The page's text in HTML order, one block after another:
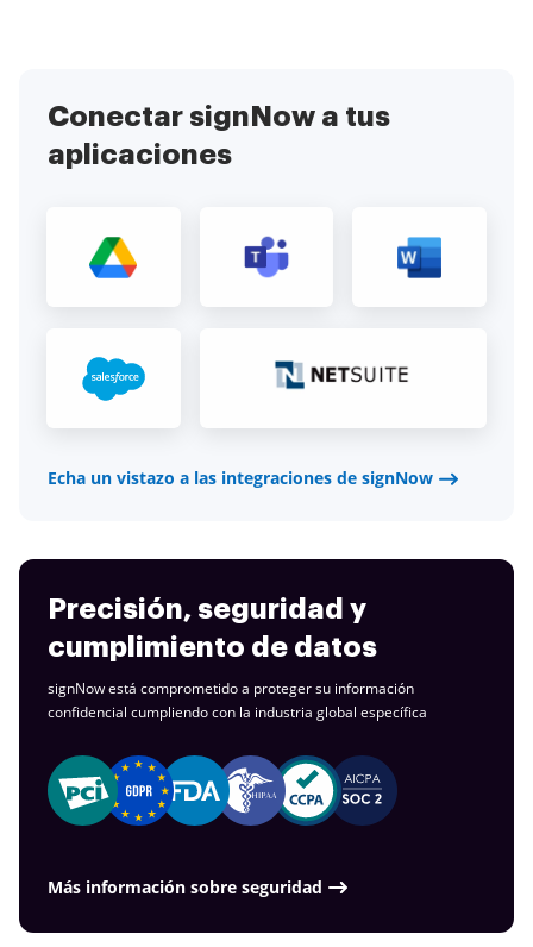
Conectar signNow a tus
aplicaciones
Echa un vistazo a las integraciones de signNow
Precisión, seguridad y
cumplimiento de datos
signNow está comprometido a proteger su información
confidencial cumpliendo con la industria global específica
Más información sobre seguridad